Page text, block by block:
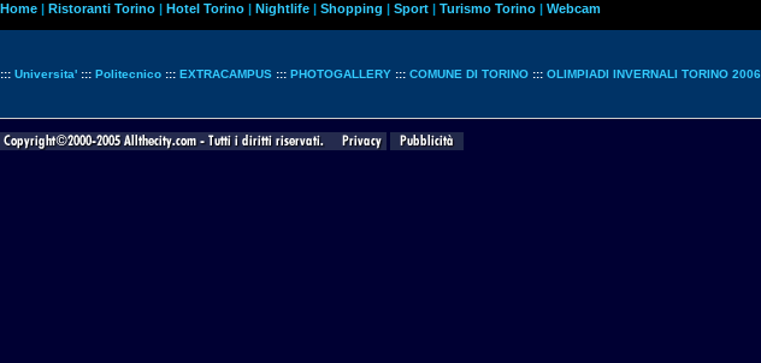
Home | Ristoranti Torino | Hotel Torino | Nightlife | Shopping | Sport | Turismo Torino | Webcam
::: Universita' ::: Politecnico ::: EXTRACAMPUS ::: PHOTOGALLERY ::: COMUNE DI TORINO ::: OLIMPIADI INVERNALI TORINO 2006